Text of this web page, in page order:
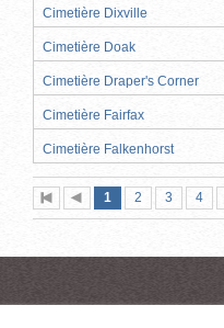
Cimetière Dixville
Cimetière Doak
Cimetière Draper's Corner
Cimetière Fairfax
Cimetière Falkenhorst
Première
page
Page
précédente
Page
1 (page
actuelle)
Page
2 Page
3 4